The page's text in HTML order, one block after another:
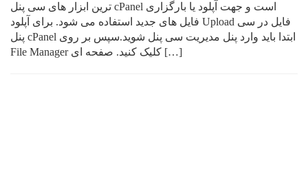
ترین ابزار های سی پنل cPanel است و جهت آپلود یا بارگزاری
فایل های جدید استفاده می شود. برای آپلود Upload فایل در سی
پنل cPanel ابتدا باید وارد پنل مدیریت سی پنل شوید.سپس بر روی
File Manager کلیک کنید. صفحه ای […]